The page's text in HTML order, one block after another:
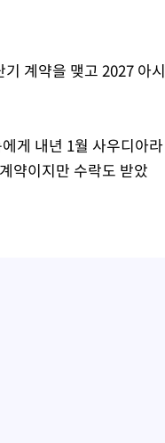
계약을 맺고 2027 아시
게 내년 1월 사우디아라
약이지만 수락도 받았